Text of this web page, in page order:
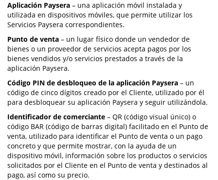
Aplicación Paysera – una aplicación móvil instalada y
utilizada en dispositivos móviles, que permite utilizar los
Servicios Paysera correspondientes.
Punto de venta – un lugar físico donde un vendedor de
bienes o un proveedor de servicios acepta pagos por los
bienes vendidos y/o servicios prestados a través de la
aplicación Paysera.
Código PIN de desbloqueo de la aplicación Paysera – un
código de cinco dígitos creado por el Cliente, utilizado por él
para desbloquear su aplicación Paysera y seguir utilizándola.
Identificador de comerciante – QR (código visual único) o
código BAR (código de barras digital) facilitado en el Punto de
venta, utilizado para identificar el Punto de venta o un pago
concreto y que permite mostrar, con la ayuda de un
dispositivo móvil, información sobre los productos o servicios
solicitados por el Cliente en el Punto de venta y destinados al
pago, así como su precio.